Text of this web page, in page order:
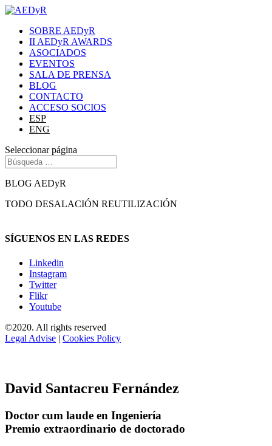
SOBRE AEDyR
II AEDyR AWARDS
ASOCIADOS
EVENTOS
SALA DE PRENSA
BLOG
CONTACTO
ACCESO SOCIOS
ESP
ENG
Seleccionar página
BLOG AEDyR
TODO DESALACIÓN REUTILIZACIÓN
SÍGUENOS EN LAS REDES
Linkedin
Instagram
Twitter
Flikr
Youtube
©2020. All rights reserved
Legal Advise | Cookies Policy
David Santacreu Fernández
Doctor cum laude en Ingeniería
Premio extraordinario de doctorado